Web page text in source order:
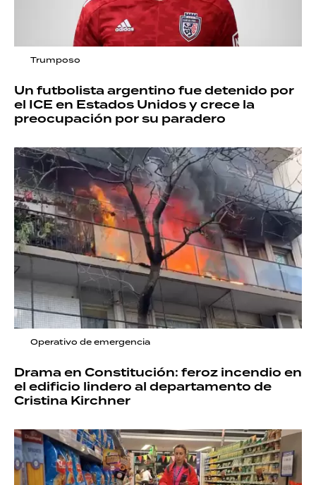
Trumposo
Un futbolista argentino fue detenido por
el ICE en Estados Unidos y crece la
preocupación por su paradero
Operativo de emergencia
Drama en Constitución: feroz incendio en
el edificio lindero al departamento de
Cristina Kirchner